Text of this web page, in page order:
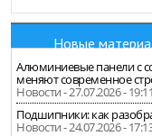
Новые
Алюминиевые панели с
меняют современное
Новости - 27.07.2026 - 19:11
Подшипники: как
Новости - 24.07.2026 -